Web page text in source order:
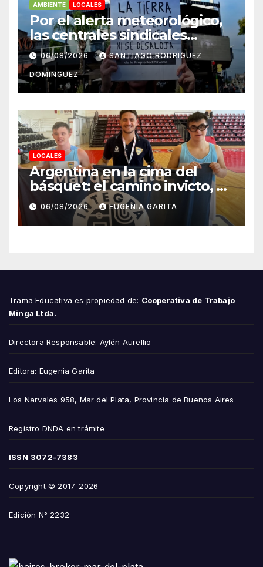
AMBIENTE LOCALES
Por el alerta meteorológico,
las centrales sindicales
suspendieron la convocatoria
contra la Ley de Tierras en
Mar del Plata
06/08/2026 SANTIAGO RODRIGUEZ
DOMINGUEZ
LOCALES
Argentina en la cima del
básquet: el camino invicto, el
esfuerzo familiar y la jugada
que valió un Mundial
06/08/2026 EUGENIA GARITA
Trama Educativa es propiedad de: Cooperativa de Trabajo
Minga Ltda.
Directora Responsable: Aylén Aurellio
Editora: Eugenia Garita
Los Narvales 958, Mar del Plata, Provincia de Buenos Aires
Registro DNDA en trámite
ISSN 3072-7383
Copyright © 2017-2026
Edición N° 2232